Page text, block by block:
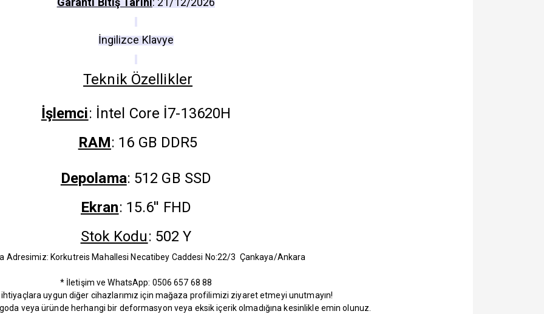
İngilizce Klavye
Teknik Özellikler
İşlemci: İntel Core İ7-13620H
RAM: 16 GB DDR5
Depolama: 512 GB SSD
Ekran: 15.6'' FHD
Stok Kodu: 502 Y
Adresimiz: Korkutreis Mahallesi Necatibey Caddesi No:22/3 Çankaya/Ankara
* İletişim ve WhatsApp: 0506 657 68 88
ihtiyaçlara uygun diğer cihazlarımız için mağaza profilimizi ziyaret etmeyi unutmayın!
veya üründe herhangi bir deformasyon veya eksik içerik olmadığına kesinlikle emin olunuz.